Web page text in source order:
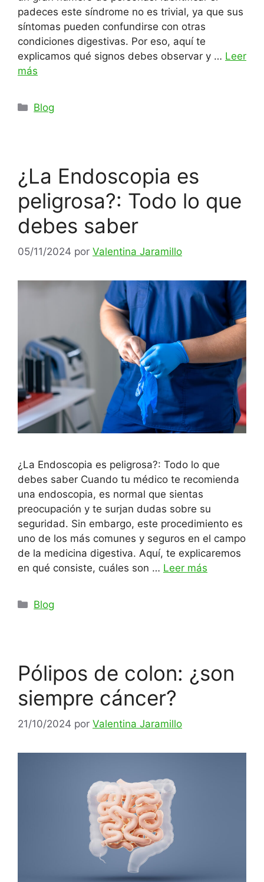
padeces este síndrome no es trivial, ya que sus
síntomas pueden confundirse con otras
condiciones digestivas. Por eso, aquí te
explicamos qué signos debes observar y … Leer
más
Categorías
Blog
¿La Endoscopia es
peligrosa?: Todo lo que
debes saber
05/11/2024 por Valentina Jaramillo
¿La Endoscopia es peligrosa?: Todo lo que
debes saber Cuando tu médico te recomienda
una endoscopia, es normal que sientas
preocupación y te surjan dudas sobre su
seguridad. Sin embargo, este procedimiento es
uno de los más comunes y seguros en el campo
de la medicina digestiva. Aquí, te explicaremos
en qué consiste, cuáles son … Leer más
Categorías
Blog
Pólipos de colon: ¿son
siempre cáncer?
21/10/2024 por Valentina Jaramillo